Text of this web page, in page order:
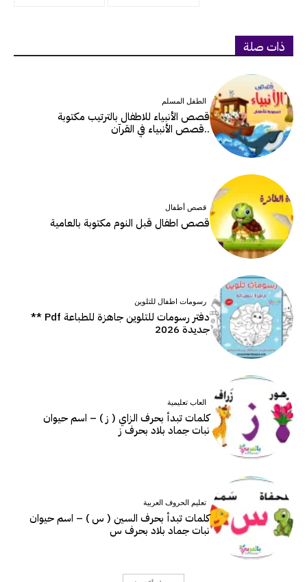
ذات صلة
الطفل المسلم
قصص الأنبياء للاطفال بالترتيب مكتوبة
..قصص الأنبياء في القرآن
قصص أطفال
قصص اطفال قبل النوم مكتوبة بالعامية
رسومات اطفال للتلوين
دفتر رسومات للتلوين جاهزة للطباعة Pdf **
جديدة 2026
العاب تعليمية
كلمات تبدأ بحرف الزاي ( ز ) – اسم حيوان
نبات جماد بلاد بحرف ز
تعليم الحروف العربية
كلمات تبدأ بحرف السين ( س ) – اسم حيوان
نبات جماد بلاد بحرف س